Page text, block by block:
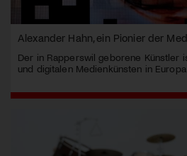
Alexander Hahn, ein Pionier der
Der in Rapperswil geborene Künstler
und digitalen Medienkünsten in